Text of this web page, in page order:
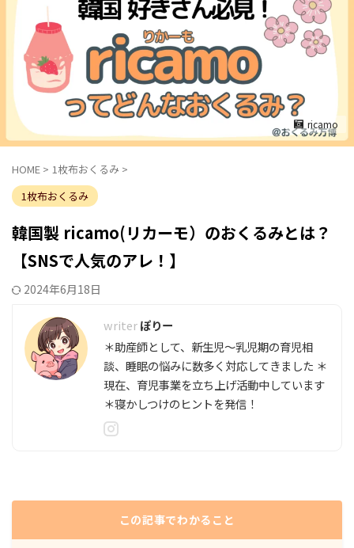
ricamo
HOME > 1枚布おくるみ >
1枚布おくるみ
韓国製 ricamo(リカーモ）のおくるみとは？
【SNSで人気のアレ！】
2024年6月18日
ぽりー
＊助産師として、新生児～乳児期の育児相
談、睡眠の悩みに数多く対応してきました ＊
現在、育児事業を立ち上げ活動中しています
＊寝かしつけのヒントを発信！
この記事でわかること